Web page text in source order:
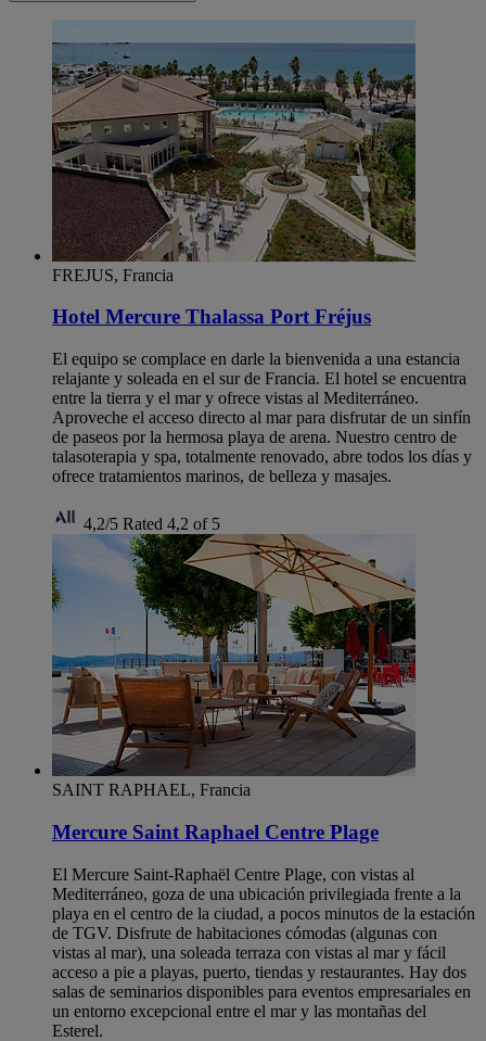
FREJUS, Francia
Hotel Mercure Thalassa Port Fréjus
El equipo se complace en darle la bienvenida a una estancia
relajante y soleada en el sur de Francia. El hotel se encuentra
entre la tierra y el mar y ofrece vistas al Mediterráneo.
Aproveche el acceso directo al mar para disfrutar de un sinfín
de paseos por la hermosa playa de arena. Nuestro centro de
talasoterapia y spa, totalmente renovado, abre todos los días y
ofrece tratamientos marinos, de belleza y masajes.
4,2/5 Rated 4,2 of 5
SAINT RAPHAEL, Francia
Mercure Saint Raphael Centre Plage
El Mercure Saint-Raphaël Centre Plage, con vistas al
Mediterráneo, goza de una ubicación privilegiada frente a la
playa en el centro de la ciudad, a pocos minutos de la estación
de TGV. Disfrute de habitaciones cómodas (algunas con
vistas al mar), una soleada terraza con vistas al mar y fácil
acceso a pie a playas, puerto, tiendas y restaurantes. Hay dos
salas de seminarios disponibles para eventos empresariales en
un entorno excepcional entre el mar y las montañas del
Esterel.